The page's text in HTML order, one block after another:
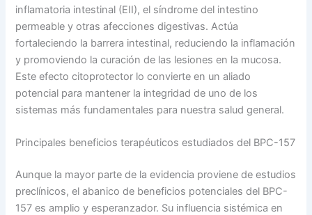
inflamatoria intestinal (EII), el síndrome del intestino
permeable y otras afecciones digestivas. Actúa
fortaleciendo la barrera intestinal, reduciendo la inflamación
y promoviendo la curación de las lesiones en la mucosa.
Este efecto citoprotector lo convierte en un aliado
potencial para mantener la integridad de uno de los
sistemas más fundamentales para nuestra salud general.
Principales beneficios terapéuticos estudiados del BPC-157
Aunque la mayor parte de la evidencia proviene de estudios
preclínicos, el abanico de beneficios potenciales del BPC-
157 es amplio y esperanzador. Su influencia sistémica en